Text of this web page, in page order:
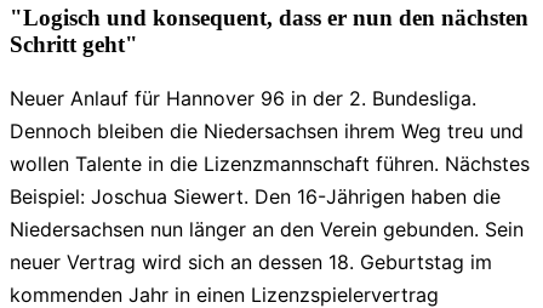
"Logisch und konsequent, dass er nun den nächsten
Schritt geht"
Neuer Anlauf für Hannover 96 in der 2. Bundesliga.
Dennoch bleiben die Niedersachsen ihrem Weg treu und
wollen Talente in die Lizenzmannschaft führen. Nächstes
Beispiel: Joschua Siewert. Den 16-Jährigen haben die
Niedersachsen nun länger an den Verein gebunden. Sein
neuer Vertrag wird sich an dessen 18. Geburtstag im
kommenden Jahr in einen Lizenzspielervertrag